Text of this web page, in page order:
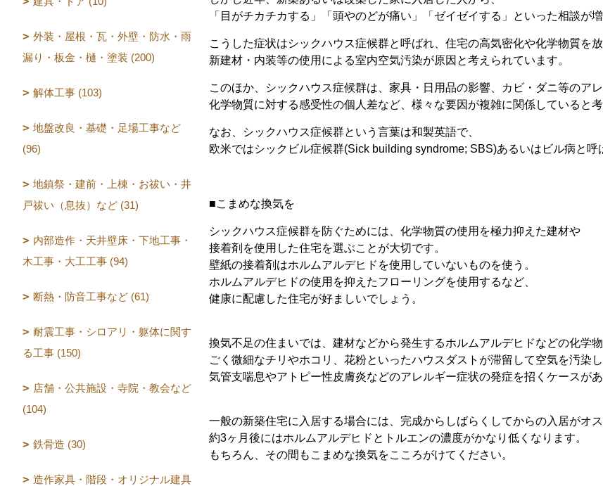
「目がチカチカする」「頭やのどが痛い」「ゼイゼイする」といった相談が増
こうした症状はシックハウス症候群と呼ばれ、住宅の高気密化や化学物質を
新建材・内装等の使用による室内空気汚染が原因と考えられています。
このほか、シックハウス症候群は、家具・日用品の影響、カビ・ダニ等のアレ
化学物質に対する感受性の個人差など、様々な要因が複雑に関係していると考
なお、シックハウス症候群という言葉は和製英語で、
欧米ではシックビル症候群(Sick building syndrome; SBS)あるいはビル病と呼
■こまめな換気を
シックハウス症候群を防ぐためには、化学物質の使用を極力抑えた建材や
接着剤を使用した住宅を選ぶことが大切です。
壁紙の接着剤はホルムアルデヒドを使用していないものを使う。
ホルムアルデヒドの使用を抑えたフローリングを使用するなど、
健康に配慮した住宅が好ましいでしょう。
換気不足の住まいでは、建材などから発生するホルムアルデヒドなどの化学物
ごく微細なチリやホコリ、花粉といったハウスダストが滞留して空気を汚染し
気管支喘息やアトピー性皮膚炎などのアレルギー症状の発症を招くケースがあ
一般の新築住宅に入居する場合には、完成からしばらくしてからの入居がオス
約3ヶ月後にはホルムアルデヒドとトルエンの濃度がかなり低くなります。
もちろん、その間もこまめな換気をこころがけてください。
外装・屋根・瓦・外壁・防水・雨
漏り・板金・樋・塗装 (200)
解体工事 (103)
地盤改良・基礎・足場工事など
(96)
地鎮祭・建前・上棟・お祓い・井
戸祓い（息抜）など (31)
内部造作・天井壁床・下地工事・
木工事・大工工事 (94)
断熱・防音工事など (61)
耐震工事・シロアリ・躯体に関す
る工事 (150)
店舗・公共施設・寺院・教会など
(104)
鉄骨造 (30)
造作家具・階段・オリジナル建具